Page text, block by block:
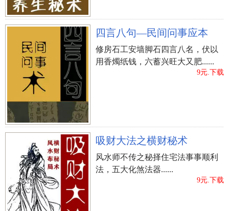
四言八句—民间问事应本
修房石工安墙脚石四言八名，伏以
用香燭纸钱，六蓄兴旺大又肥......
9元.下载
吸财大法之横财秘术
风水师不传之秘择住宅法事事顺利
法，五大化煞法器......
9元.下载